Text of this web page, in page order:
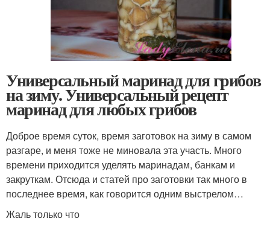
Универсальный маринад для грибов
на зиму. Универсальный рецепт
маринад для любых грибов
Доброе время суток, время заготовок на зиму в самом
разгаре, и меня тоже не миновала эта участь. Много
времени приходится уделять маринадам, банкам и
закруткам. Отсюда и статей про заготовки так много в
последнее время, как говорится одним выстрелом…
Жаль только что